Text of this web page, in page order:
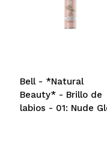
Bell - *Natural
Beauty* - Brillo de
labios - 01: Nude